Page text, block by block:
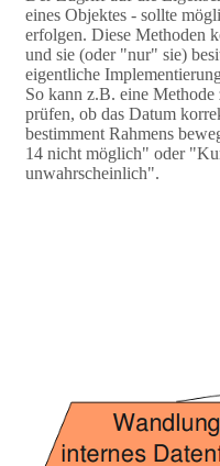
eines Objektes - sollte
erfolgen. Diese Methoden
und sie (oder "nur" sie)
eigentliche
So kann z.B. eine Methode
prüfen, ob das Datum
bestimment Rahmens
14 nicht möglich" oder
unwahrscheinlich".